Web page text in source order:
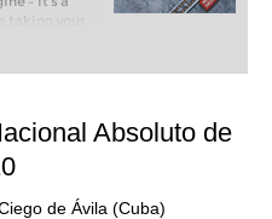
taking your
or already
you can
with a
Absoluto de
de Ávila (Cuba)